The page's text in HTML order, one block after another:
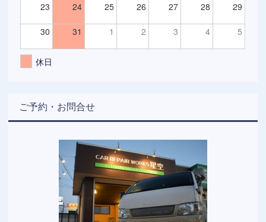
23 24 25 26 27 28 29
30 31 1 2 3 4 5
休日
ご予約・お問合せ